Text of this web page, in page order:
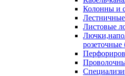
Колонны и
Листовые
розеточные